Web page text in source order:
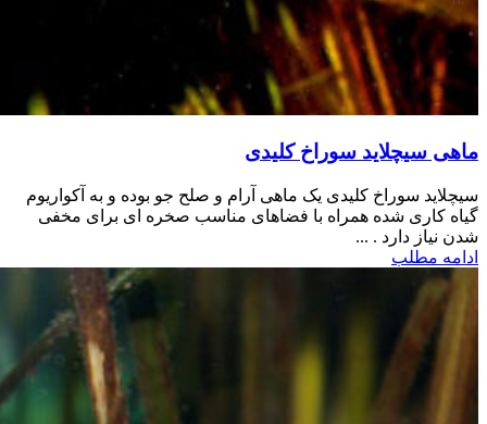
ماهی سیچلاید سوراخ کلیدی
سیچلاید سوراخ کلیدی یک ماهی آرام و صلح جو بوده و به آکواریوم
گیاه کاری شده همراه با فضاهای مناسب صخره ای برای مخفی
شدن نیاز دارد . ...
ادامه مطلب